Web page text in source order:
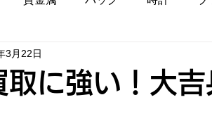
取に強い！大
3月22日